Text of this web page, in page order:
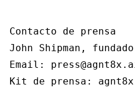
Contacto de prensa
John Shipman,
Email:
Kit de prensa: